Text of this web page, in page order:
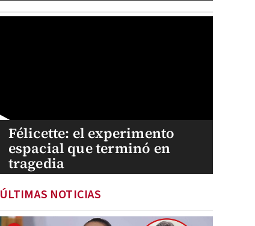
Félicette: el experimento
espacial que terminó en
tragedia
ÚLTIMAS NOTICIAS